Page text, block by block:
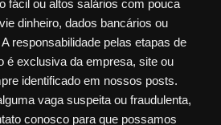
fácil ou altos salários com pouca
dinheiro, dados bancários ou
responsabilidade pelas etapas de
é exclusiva da empresa, site ou
identificado em nossos posts.
vaga suspeita ou fraudulenta,
conosco para que possamos